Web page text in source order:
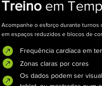
Treino em
Acompanhe o esforço durante turnos
em espaços reduzidos e blocos de
Frequência cardíaca em
Zonas claras por cores
Os dados podem ser